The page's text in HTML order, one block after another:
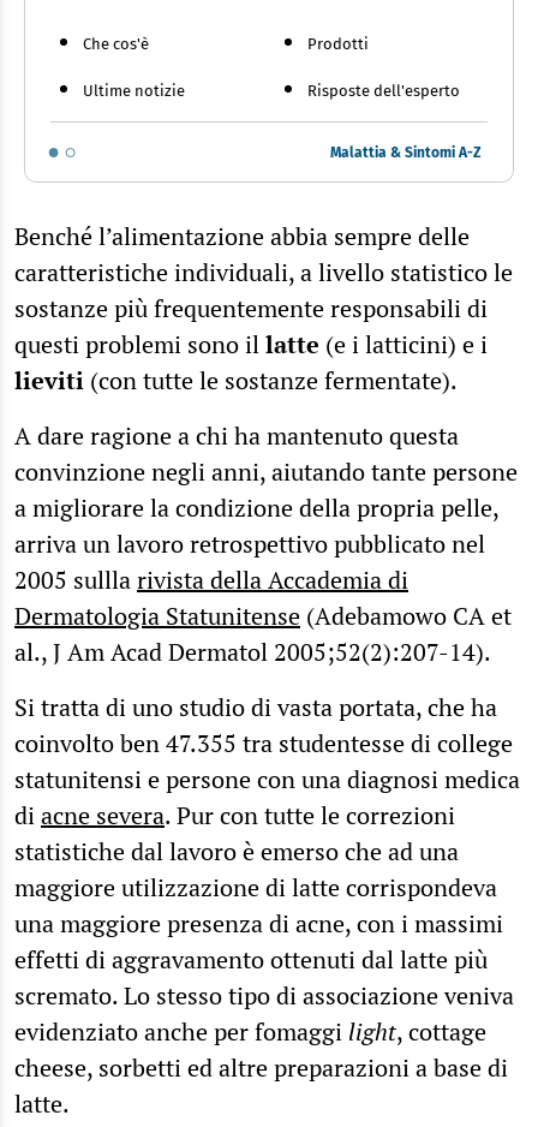
Che cos'è
Ultime notizie
Prodotti
Risposte dell'esperto
Malattia & Sintomi A-Z
Benché l’alimentazione abbia sempre delle
caratteristiche individuali, a livello statistico le
sostanze più frequentemente responsabili di
questi problemi sono illatte (e i latticini) e i
lieviti (con tutte le sostanze fermentate).
A dare ragione a chi ha mantenuto questa
convinzione negli anni, aiutando tante persone
a migliorare la condizione della propria pelle,
arriva un lavoro retrospettivo pubblicato nel
2005 sulllarivista della Accademia di
Dermatologia Statunitense (Adebamowo CA et
al., J Am Acad Dermatol 2005;52(2):207-14).
Si tratta di uno studio di vasta portata, che ha
coinvolto ben 47.355 tra studentesse di college
statunitensi e persone con una diagnosi medica
diacne severa. Pur con tutte le correzioni
statistiche dal lavoro è emerso che ad una
maggiore utilizzazione di latte corrispondeva
una maggiore presenza di acne, con i massimi
effetti di aggravamento ottenuti dal latte più
scremato. Lo stesso tipo di associazione veniva
evidenziato anche per fomaggi light, cottage
cheese, sorbetti ed altre preparazioni a base di
latte.